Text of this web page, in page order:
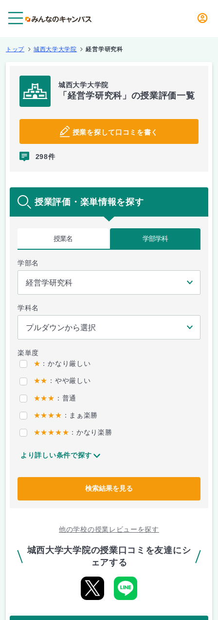
トップ 城西大学大学院 経営学研究科
城西大学大学院
「経営学研究科」の授業評価一覧
授業を探して口コミを書く
298件
授業評価・楽単情報を探す
授業名 学部学科
学部名
学科名
楽単度
★ ：かなり厳しい
★★ ：やや厳しい
★★★ ：普通
★★★★ ：まぁ楽勝
★★★★★ ：かなり楽勝
より詳しい条件で探す
検索結果を見る
他の学校の授業レビューを探す
城西大学大学院の授業口コミを友達にシ
ェアする